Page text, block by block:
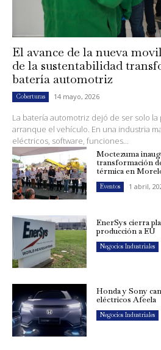
El avance de la nueva
de la sustentabilidad
batería automotriz
Coberturas 14 mayo, 2026
La batería automotriz dejó de ser solo
arranque el vehículo. En una industria
eléctricos, software, funciones...
Moctezuma
transformación
térmica en
Eventos 1 abril,
EnerSys cierra
producción a EU
Negocios Industriales
Honda y Sony
eléctricos Afeela
Negocios Industriales